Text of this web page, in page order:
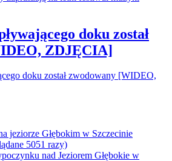
doku został
ZDJĘCIA]
jeziorze Głębokim w Szczecinie
5051 razy)
nad Jeziorem Głębokie w